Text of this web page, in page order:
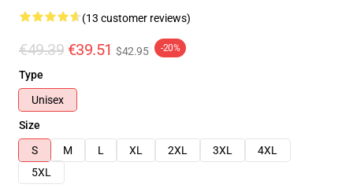
(13 customer reviews)
€49.39 €39.51 $42.95 -20%
Type
Unisex
Size
S
M L XL 2XL 3XL
4XL
5XL